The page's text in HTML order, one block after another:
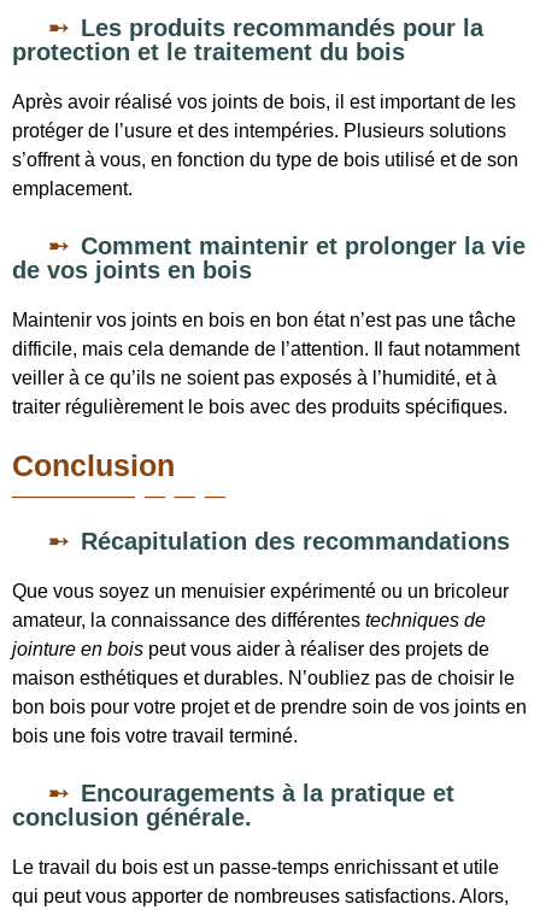
Les produits recommandés pour la
protection et le traitement du bois
Après avoir réalisé vos joints de bois, il est important de les
protéger de l’usure et des intempéries. Plusieurs solutions
s’offrent à vous, en fonction du type de bois utilisé et de son
emplacement.
Comment maintenir et prolonger la vie
de vos joints en bois
Maintenir vos joints en bois en bon état n’est pas une tâche
difficile, mais cela demande de l’attention. Il faut notamment
veiller à ce qu’ils ne soient pas exposés à l’humidité, et à
traiter régulièrement le bois avec des produits spécifiques.
Conclusion
Récapitulation des recommandations
Que vous soyez un menuisier expérimenté ou un bricoleur
amateur, la connaissance des différentes techniques de
jointure en bois peut vous aider à réaliser des projets de
maison esthétiques et durables. N’oubliez pas de choisir le
bon bois pour votre projet et de prendre soin de vos joints en
bois une fois votre travail terminé.
Encouragements à la pratique et
conclusion générale.
Le travail du bois est un passe-temps enrichissant et utile
qui peut vous apporter de nombreuses satisfactions. Alors,